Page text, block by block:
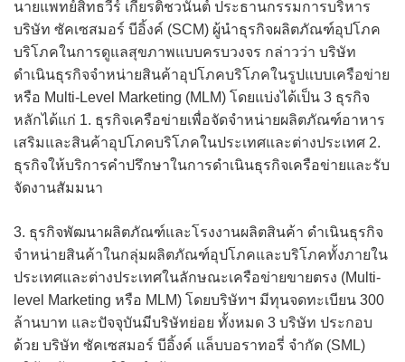
นายแพทย์สิทธวีร์ เกียรติชวนันต์ ประธานกรรมการบริหาร
บริษัท ซัคเซสมอร์ บีอิ้งค์ (SCM) ผู้นำธุรกิจผลิตภัณฑ์อุปโภค
บริโภคในการดูแลสุขภาพแบบครบวงจร กล่าวว่า บริษัท
ดำเนินธุรกิจจำหน่ายสินค้าอุปโภคบริโภคในรูปแบบเครือข่าย
หรือ Multi-Level Marketing (MLM) โดยแบ่งได้เป็น 3 ธุรกิจ
หลักได้แก่ 1. ธุรกิจเครือข่ายเพื่อจัดจำหน่ายผลิตภัณฑ์อาหาร
เสริมและสินค้าอุปโภคบริโภคในประเทศและต่างประเทศ 2.
ธุรกิจให้บริการคำปรึกษาในการดำเนินธุรกิจเครือข่ายและรับ
จัดงานสัมมนา
3. ธุรกิจพัฒนาผลิตภัณฑ์และโรงงานผลิตสินค้า ดำเนินธุรกิจ
จำหน่ายสินค้าในกลุ่มผลิตภัณฑ์อุปโภคและบริโภคทั้งภายใน
ประเทศและต่างประเทศในลักษณะเครือข่ายขายตรง (Multi-
level Marketing หรือ MLM) โดยบริษัทฯ มีทุนจดทะเบียน 300
ล้านบาท และปัจจุบันมีบริษัทย่อย ทั้งหมด 3 บริษัท ประกอบ
ด้วย บริษัท ซัคเซสมอร์ บีอิ้งค์ แล็บบอราทอรี่ จำกัด (SML)